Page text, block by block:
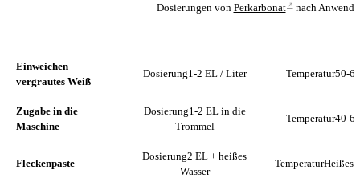
Dosierungen von Perkarbonat ↗nach
Einweichen
vergrautes Weiß
Dosierung1-2 EL / Liter Temperatur50-
Zugabe in die
Maschine
Dosierung1-2 EL in die
Trommel
Temperatur40-
Fleckenpaste
Dosierung2 EL + heißes
Wasser
TemperaturHeißes